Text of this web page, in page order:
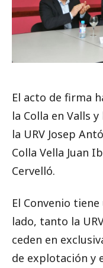
El acto de firma
la Colla en Valls
la URV Josep
Colla Vella Juan
Cervelló.
El Convenio
lado, tanto la
ceden en
de explotación y